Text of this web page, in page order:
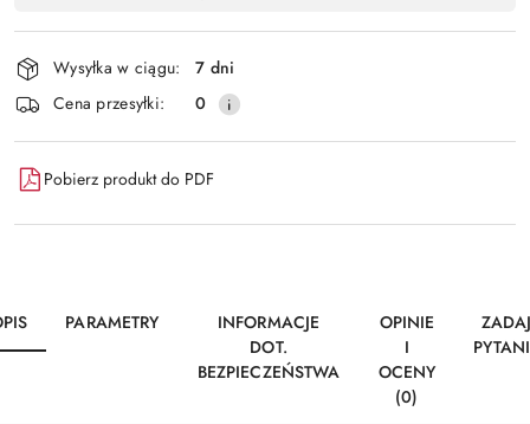
płatność
i
dostawa
Wysyłka w ciągu:
7 dni
Cena przesyłki:
0
Pobierz produkt do PDF
PARAMETRY
INFORMACJE
DOT.
BEZPIECZEŃSTWA
OPINIE
I
OCENY
(0)